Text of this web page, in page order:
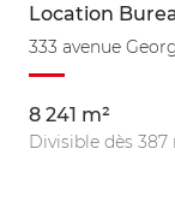
Location
333 avenue
8 241 m²
Divisible dès 387